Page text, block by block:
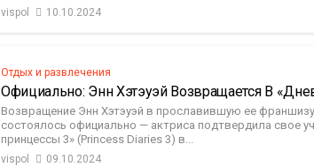
vispol 10.10.2024
Отдых и развлечения
Официально: Энн Хэтэуэй Возвращается В
Возвращение Энн Хэтэуэй в прославившую ее
состоялось официально — актриса подтвердила свое
принцессы 3» (Princess Diaries 3) в...
vispol 09.10.2024